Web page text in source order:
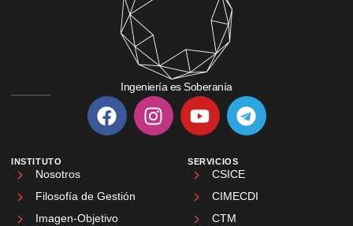
Ingeniería es Soberanía
INSTITUTO
Nosotros
Filosofía de Gestión
Imagen-Objetivo
SERVICIOS
CSICE
CIMECDI
CTM